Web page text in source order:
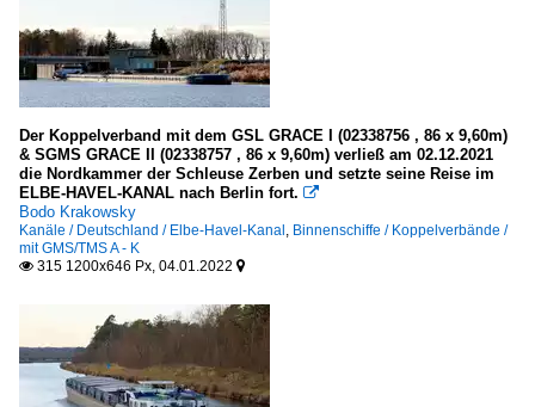
Der Koppelverband mit dem GSL GRACE I (02338756 , 86 x 9,60m)
& SGMS GRACE II (02338757 , 86 x 9,60m) verließ am 02.12.2021
die Nordkammer der Schleuse Zerben und setzte seine Reise im
ELBE-HAVEL-KANAL nach Berlin fort. 
Bodo Krakowsky
Kanäle / Deutschland / Elbe-Havel-Kanal, Binnenschiffe / Koppelverbände /
mit GMS/TMS A - K
 315 1200x646 Px, 04.01.2022 